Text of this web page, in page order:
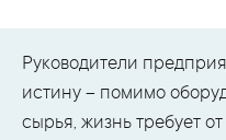
Руководители
истину – помимо
сырья, жизнь требует